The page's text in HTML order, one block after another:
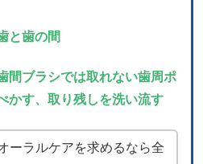
と歯の間
間ブラシでは取れない歯周ポ
かす、取り残しを洗い流す
ーラルケアを求めるなら全